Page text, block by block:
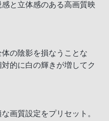
と立体感のある高画質映
の陰影を損なうことな
的に白の輝きが増してク
画質設定をプリセット。